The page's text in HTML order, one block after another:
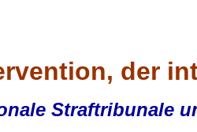
der
Straftribunale